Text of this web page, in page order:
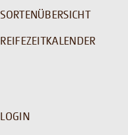
SORTENÜBERSICHT
REIFEZEITKALENDER
LOGIN